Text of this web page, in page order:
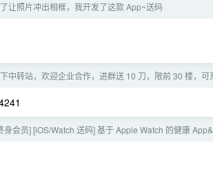
让照片冲出相框，我开发了这款 App~送码
中转站，欢迎企业合作，进群送 10 刀，限前 30 楼，
身会员] [iOS/Watch 送码] 基于 Apple Watch 的健康